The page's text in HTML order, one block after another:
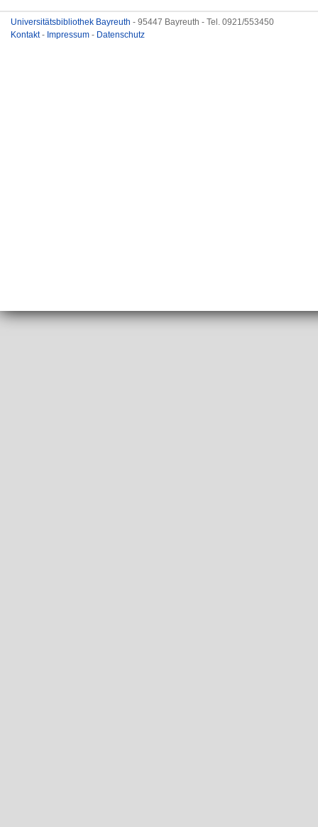
Universitätsbibliothek Bayreuth - 95447 Bayreuth - Tel. 0921/553450
Kontakt- Impressum - Datenschutz